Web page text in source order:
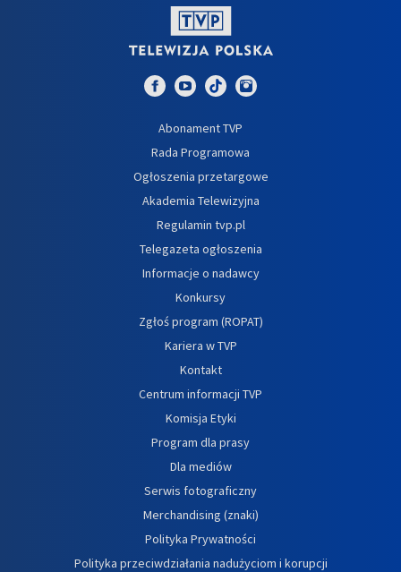
Abonament TVP
Rada Programowa
Ogłoszenia przetargowe
Akademia Telewizyjna
Regulamin tvp.pl
Telegazeta ogłoszenia
Informacje o nadawcy
Konkursy
Zgłoś program (ROPAT)
Kariera w TVP
Kontakt
Centrum informacji TVP
Komisja Etyki
Program dla prasy
Dla mediów
Serwis fotograficzny
Merchandising (znaki)
Polityka Prywatności
Polityka przeciwdziałania nadużyciom i korupcji